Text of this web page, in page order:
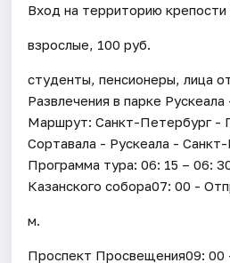
Вход на территорию
взрослые, 100 руб.
студенты, пенсионеры, лица
Развлечения в парке
Маршрут: Санкт-Петербург -
Сортавала - Рускеала -
Программа тура: 06: 15 – 06:
Казанского собора07: 00 -
м.
Проспект Просвещения09: 00